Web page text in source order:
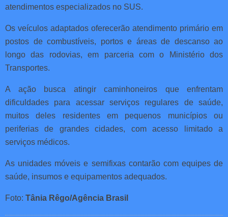
atendimentos especializados no SUS.
Os veículos adaptados oferecerão atendimento primário em
postos de combustíveis, portos e áreas de descanso ao
longo das rodovias, em parceria com o Ministério dos
Transportes.
A ação busca atingir caminhoneiros que enfrentam
dificuldades para acessar serviços regulares de saúde,
muitos deles residentes em pequenos municípios ou
periferias de grandes cidades, com acesso limitado a
serviços médicos.
As unidades móveis e semifixas contarão com equipes de
saúde, insumos e equipamentos adequados.
Foto: Tânia Rêgo/Agência Brasil